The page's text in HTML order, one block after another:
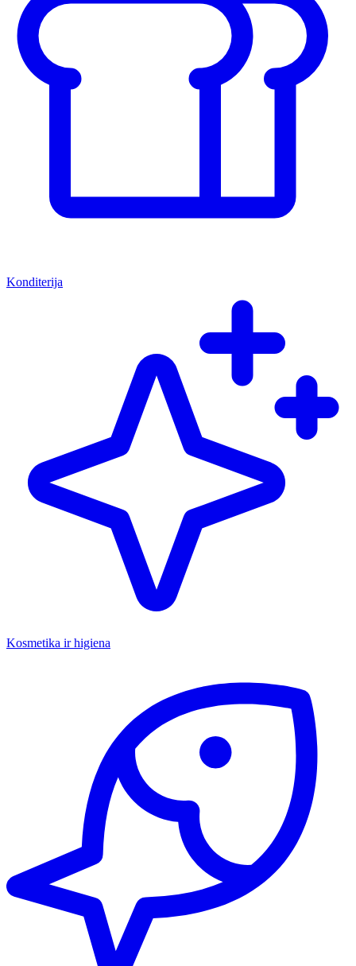
Konditerija
Kosmetika ir higiena